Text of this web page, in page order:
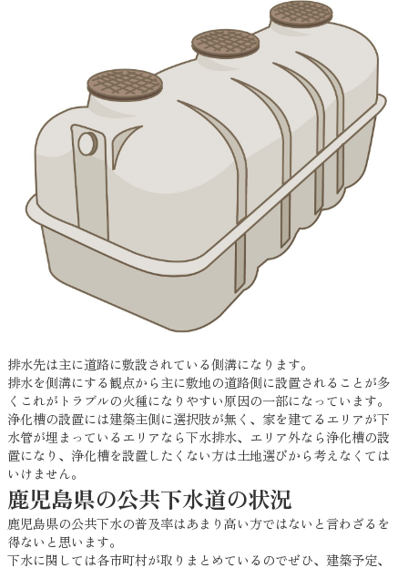
排水先は主に道路に敷設されている側溝になります。
排水を側溝にする観点から主に敷地の道路側に設置されることが多
くこれがトラブルの火種になりやすい原因の一部になっています。
浄化槽の設置には建築主側に選択肢が無く、家を建てるエリアが下
水管が埋まっているエリアなら下水排水、エリア外なら浄化槽の設
置になり、浄化槽を設置したくない方は土地選びから考えなくては
いけません。
鹿児島県の公共下水道の状況
鹿児島県の公共下水の普及率はあまり高い方ではないと言わざるを
得ないと思います。
下水に関しては各市町村が取りまとめているのでぜひ、建築予定、